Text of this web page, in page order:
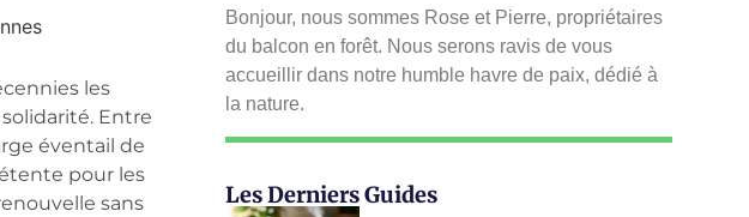
les
Entre
éventail de
pour les
sans
Bonjour, nous sommes Rose et Pierre, propriétaires
du balcon en forêt. Nous serons ravis de vous
accueillir dans notre humble havre de paix, dédié à
la nature.
Les Derniers Guides